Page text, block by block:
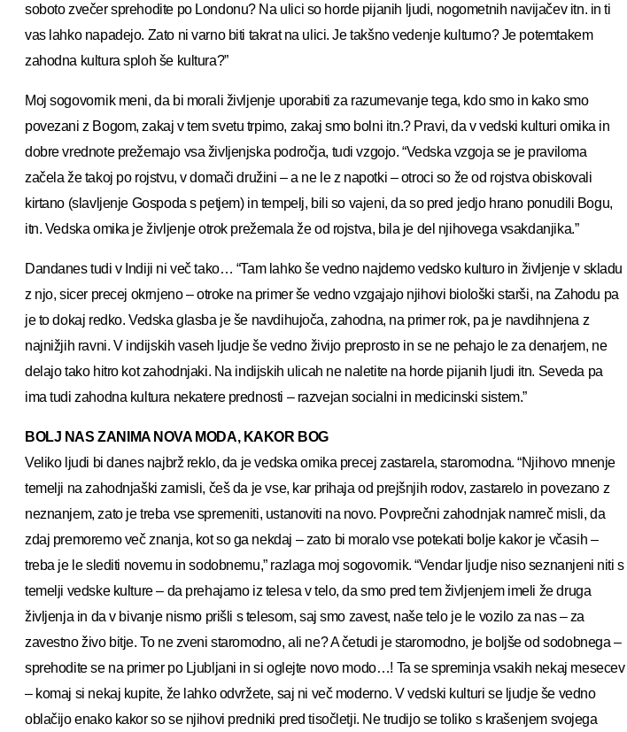
soboto zvečer sprehodite po Londonu? Na ulici so horde pijanih ljudi, nogometnih navijačev itn. in ti
vas lahko napadejo. Zato ni varno biti takrat na ulici. Je takšno vedenje kulturno? Je potemtakem
zahodna kultura sploh še kultura?”
Moj sogovornik meni, da bi morali življenje uporabiti za razumevanje tega, kdo smo in kako smo
povezani z Bogom, zakaj v tem svetu trpimo, zakaj smo bolni itn.? Pravi, da v vedski kulturi omika in
dobre vrednote prežemajo vsa življenjska področja, tudi vzgojo. “Vedska vzgoja se je praviloma
začela že takoj po rojstvu, v domači družini – a ne le z napotki – otroci so že od rojstva obiskovali
kirtano (slavljenje Gospoda s petjem) in tempelj, bili so vajeni, da so pred jedjo hrano ponudili Bogu,
itn. Vedska omika je življenje otrok prežemala že od rojstva, bila je del njihovega vsakdanjika.”
Dandanes tudi v Indiji ni več tako… “Tam lahko še vedno najdemo vedsko kulturo in življenje v skladu
z njo, sicer precej okrnjeno – otroke na primer še vedno vzgajajo njihovi biološki starši, na Zahodu pa
je to dokaj redko. Vedska glasba je še navdihujoča, zahodna, na primer rok, pa je navdihnjena z
najnižjih ravni. V indijskih vaseh ljudje še vedno živijo preprosto in se ne pehajo le za denarjem, ne
delajo tako hitro kot zahodnjaki. Na indijskih ulicah ne naletite na horde pijanih ljudi itn. Seveda pa
ima tudi zahodna kultura nekatere prednosti – razvejan socialni in medicinski sistem.”
BOLJ NAS ZANIMA NOVA MODA, KAKOR BOG
Veliko ljudi bi danes najbrž reklo, da je vedska omika precej zastarela, staromodna. “Njihovo mnenje
temelji na zahodnjaški zamisli, češ da je vse, kar prihaja od prejšnjih rodov, zastarelo in povezano z
neznanjem, zato je treba vse spremeniti, ustanoviti na novo. Povprečni zahodnjak namreč misli, da
zdaj premoremo več znanja, kot so ga nekdaj – zato bi moralo vse potekati bolje kakor je včasih –
treba je le slediti novemu in sodobnemu,” razlaga moj sogovornik. “Vendar ljudje niso seznanjeni niti s
temelji vedske kulture – da prehajamo iz telesa v telo, da smo pred tem življenjem imeli že druga
življenja in da v bivanje nismo prišli s telesom, saj smo zavest, naše telo je le vozilo za nas – za
zavestno živo bitje. To ne zveni staromodno, ali ne? A četudi je staromodno, je boljše od sodobnega –
sprehodite se na primer po Ljubljani in si oglejte novo modo…! Ta se spreminja vsakih nekaj mesecev
– komaj si nekaj kupite, že lahko odvržete, saj ni več moderno. V vedski kulturi se ljudje še vedno
oblačijo enako kakor so se njihovi predniki pred tisočletji. Ne trudijo se toliko s krašenjem svojega